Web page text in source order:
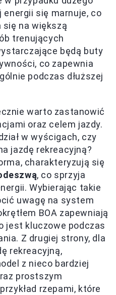
energii się marnuje, co
się na większą
trenujących
będą buty
co zapewnia
podczas dłuższej
warto zastanowić
oraz celem jazdy.
w wyścigach, czy
jazdę rekreacyjną?
charakteryzują się
, co sprzyja
Wybierając takie
uwagę na system
BOA zapewniają
jest kluczowe podczas
Z drugiej strony, dla
rekreacyjną,
z nieco bardziej
prostszym
rzepami, które